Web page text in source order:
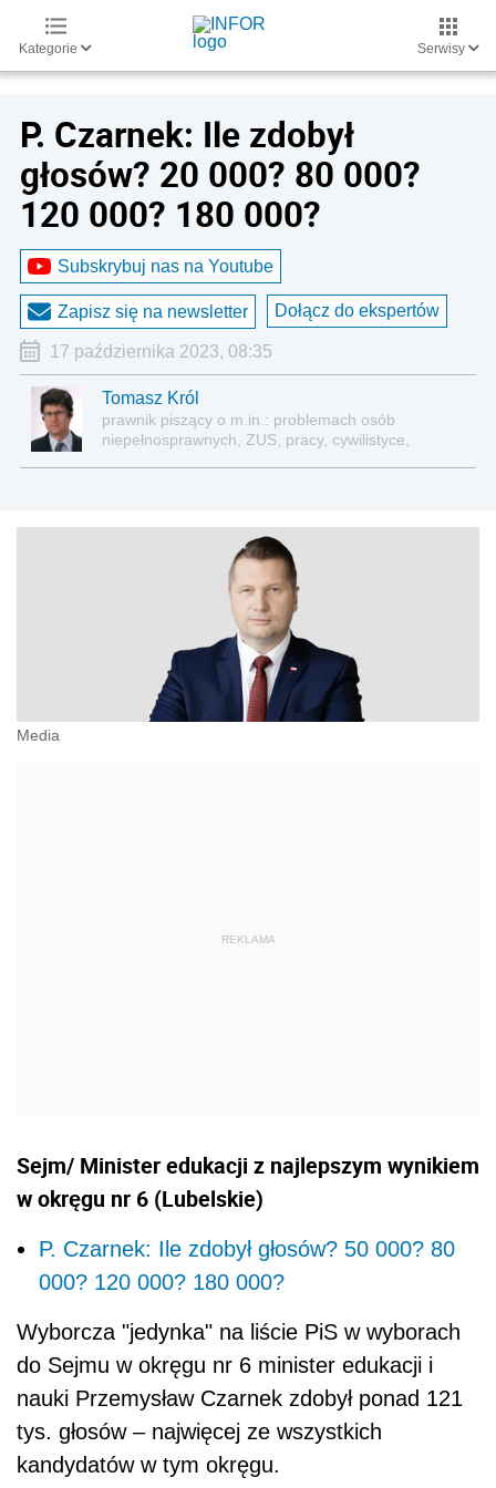
Kategorie Serwisy
P. Czarnek: Ile zdobył
głosów? 20 000? 80 000?
120 000? 180 000?
Subskrybuj nas na Youtube
Zapisz się na newsletter Dołącz do ekspertów
17 października 2023, 08:35
Tomasz Król
prawnik piszący o m.in.: problemach osób
niepełnosprawnych, ZUS, pracy, cywilistyce,
Media
Sejm/ Minister edukacji z najlepszym wynikiem
w okręgu nr 6 (Lubelskie)
P. Czarnek: Ile zdobył głosów? 50 000? 80
000? 120 000? 180 000?
Wyborcza "jedynka" na liście PiS w wyborach
do Sejmu w okręgu nr 6 minister edukacji i
nauki Przemysław Czarnek zdobył ponad 121
tys. głosów – najwięcej ze wszystkich
kandydatów w tym okręgu.